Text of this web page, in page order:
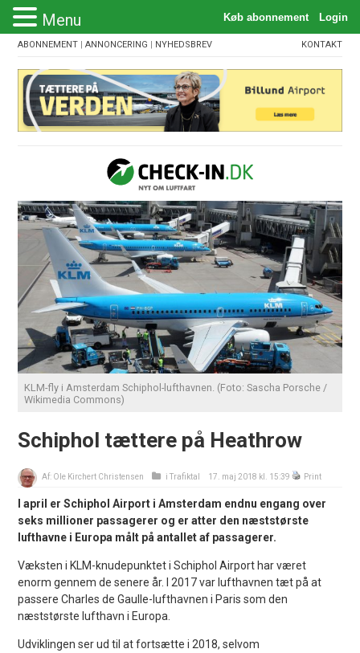
ABONNEMENT |ANNONCERING | NYHEDSBREV KONTAKT
KLM-fly i Amsterdam Schiphol-lufthavnen. (Foto: Sascha Porsche /
Wikimedia Commons)
Schiphol tættere på Heathrow
Af: Ole Kirchert Christensen iTrafiktal 17. maj 2018 kl. 15:39 Print
I april er Schiphol Airport i Amsterdam endnu engang over
seks millioner passagerer og er atter den næststørste
lufthavne i Europa målt på antallet af passagerer.
Væksten i KLM-knudepunktet i Schiphol Airport har været
enorm gennem de senere år. I 2017 var lufthavnen tæt på at
passere Charles de Gaulle-lufthavnen i Paris som den
næststørste lufthavn i Europa.
Udviklingen ser ud til at fortsætte i 2018, selvom
Menu